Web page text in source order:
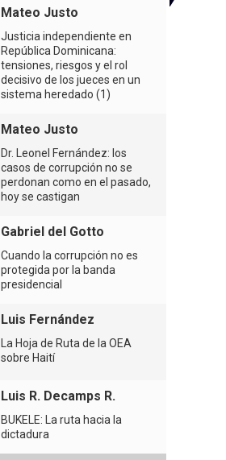
Mateo Justo
Justicia independiente en
República Dominicana:
tensiones, riesgos y el rol
decisivo de los jueces en un
sistema heredado (1)
Mateo Justo
Dr. Leonel Fernández: los
casos de corrupción no se
perdonan como en el pasado,
hoy se castigan
Gabriel del Gotto
Cuando la corrupción no es
protegida por la banda
presidencial
Luis Fernández
La Hoja de Ruta de la OEA
sobre Haití
Luis R. Decamps R.
BUKELE: La ruta hacia la
dictadura